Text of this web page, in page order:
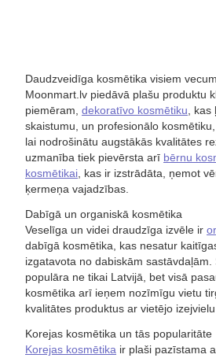
Daudzveidīga kosmētika visiem
Moonmart.lv piedāvā plašu produktu
piemēram, dekoratīvo kosmētiku ,
skaistumu, un profesionālo
lai nodrošinātu augstākās kvalitātes
uzmanība tiek pievērsta arī bērnu
kosmētikai , kas ir izstrādāta, ņemot
ķermeņa vajadzības.
Dabīgā un organiskā kosmētika
Veselīga un videi draudzīga izvēle ir
dabīgā kosmētika, kas nesatur
izgatavota no dabiskām
populāra ne tikai Latvijā, bet visā
kosmētika arī ieņem nozīmīgu vietu
kvalitātes produktus ar vietējo
Korejas kosmētika un tās popularitāte
Korejas kosmētika ir plaši pazīstama